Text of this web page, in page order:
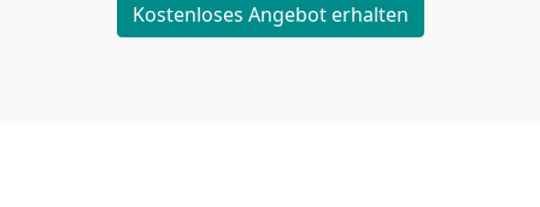
Kostenloses Angebot erhalten